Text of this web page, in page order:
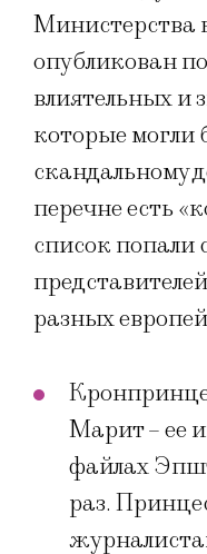
опубликован
влиятельных и
которые
скандальному
перечне есть
список попали
разных
Марит – ее
файлах
раз.